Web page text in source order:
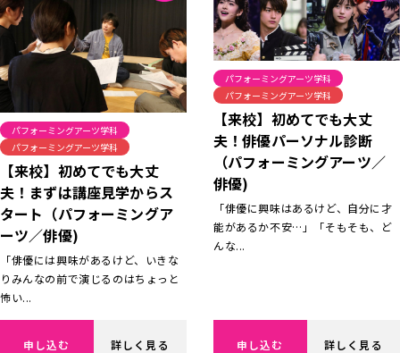
パフォーミングアーツ学科
パフォーミングアーツ学科
【来校】初めてでも大丈
夫！まずは講座見学からス
タート（パフォーミングア
ーツ／俳優)
「俳優には興味があるけど、いきな
りみんなの前で演じるのはちょっと
怖い...
申し込む 詳しく見る
パフォーミングアーツ学科
パフォーミングアーツ学科
【来校】初めてでも大丈
夫！俳優パーソナル診断
（パフォーミングアーツ／
俳優)
「俳優に興味はあるけど、自分に才
能があるか不安…」「そもそも、ど
んな...
申し込む 詳しく見る